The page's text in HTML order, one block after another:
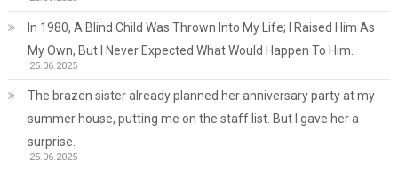
In 1980, A Blind Child Was Thrown Into My Life; I Raised Him As
My Own, But I Never Expected What Would Happen To Him.
25.06.2025
The brazen sister already planned her anniversary party at my
summer house, putting me on the staff list. But I gave her a
surprise.
25.06.2025